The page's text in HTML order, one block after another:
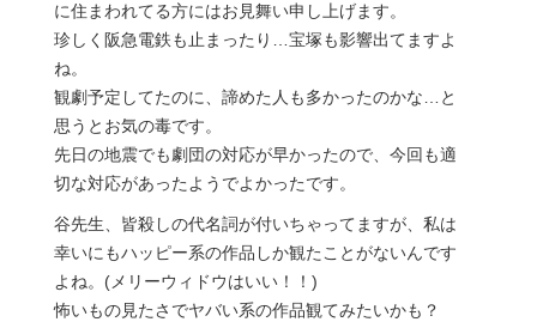
に住まわれてる方にはお見舞い申し上げます。
珍しく阪急電鉄も止まったり…宝塚も影響出てますよ
ね。
観劇予定してたのに、諦めた人も多かったのかな…と
思うとお気の毒です。
先日の地震でも劇団の対応が早かったので、今回も適
切な対応があったようでよかったです。
谷先生、皆殺しの代名詞が付いちゃってますが、私は
幸いにもハッピー系の作品しか観たことがないんです
よね。(メリーウィドウはいい！！)
怖いもの見たさでヤバい系の作品観てみたいかも？